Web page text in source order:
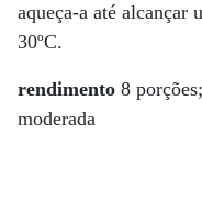
aqueça-a até alcançar
30ºC.
rendimento 8 porções;
moderada